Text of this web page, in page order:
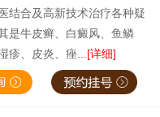
结合及高新技术治疗各种疑
是牛皮癣、白癜风、鱼鳞
疹、皮炎、痤... [详细]